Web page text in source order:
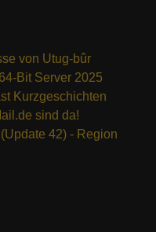
von Utug-bûr
Bit Server 2025
Kurzgeschichten
sind da!
42) - Region